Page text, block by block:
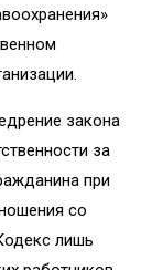
закона
за
при
со
лишь